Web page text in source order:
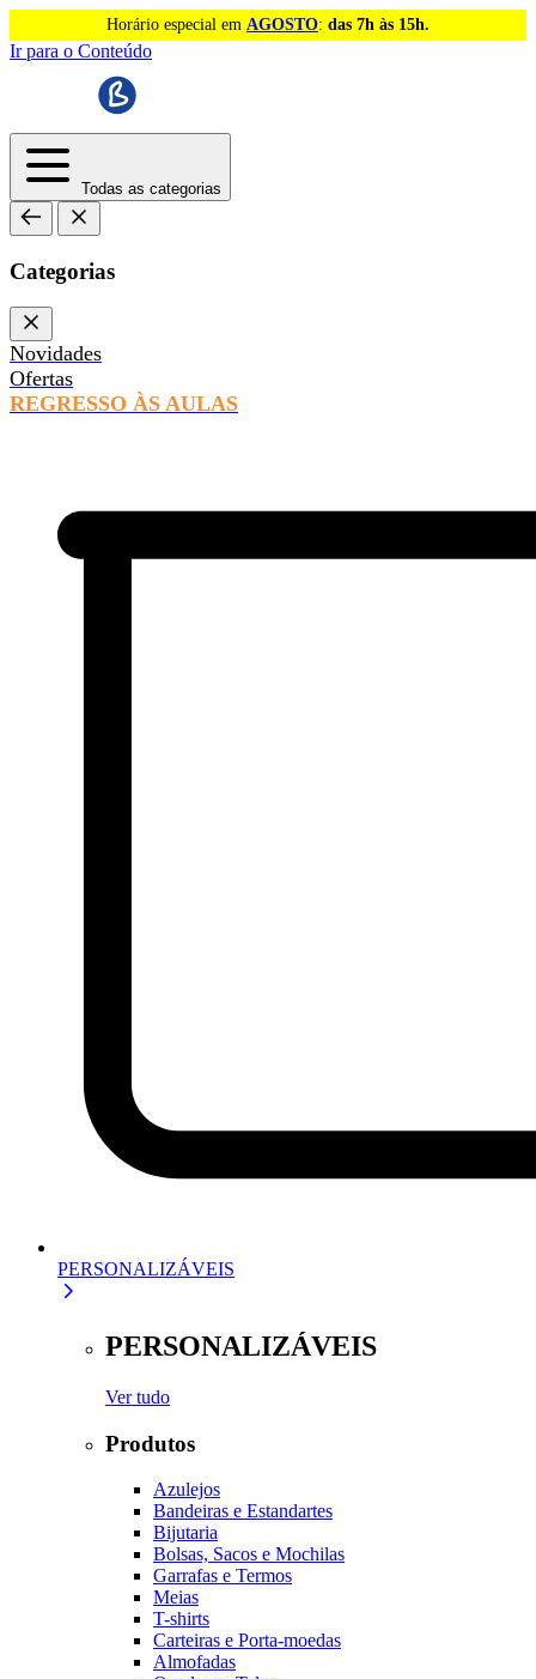
Horário especial em AGOSTO: das 7h às 15h.
Ir para o Conteúdo
Todas as categorias
Categorias
Novidades
Ofertas
REGRESSO ÀS AULAS
PERSONALIZÁVEIS
PERSONALIZÁVEIS
Ver tudo
Produtos
Azulejos
Bandeiras e Estandartes
Bijutaria
Bolsas, Sacos e Mochilas
Garrafas e Termos
Meias
T-shirts
Carteiras e Porta-moedas
Almofadas